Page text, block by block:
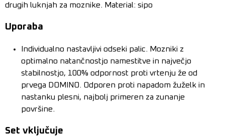
drugih luknjah za moznike. Material: sipo
Uporaba
Individualno nastavljivi odseki palic. Mozniki z
optimalno natančnostjo namestitve in največjo
stabilnostjo, 100% odpornost proti vrtenju že od
prvega DOMINO. Odporen proti napadom žuželk in
nastanku plesni, najbolj primeren za zunanje
površine.
Set vključuje